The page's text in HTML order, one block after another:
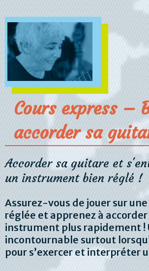
Cours express –
accorder sa
Accorder sa guitare et
un instrument bien réglé !
Assurez-vous de jouer sur
réglée et apprenez à
instrument plus rapidement !
incontournable surtout
pour s’exercer et interpréter